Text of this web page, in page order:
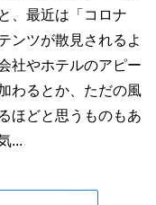
、最近は「コロナ
ンツが散見されるよ
社やホテルのアピー
わるとか、ただの風
ほどと思うものもあ
...